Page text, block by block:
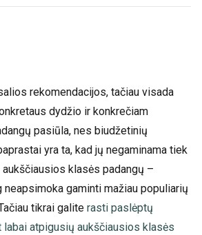
rekomendacijos, tačiau visada
dydžio ir konkrečiam
pasiūla, nes biudžetinių
yra ta, kad jų negaminama tiek
klasės padangų –
gaminti mažiau populiarių
tikrai galite rasti paslėptų
labai atpigusių aukščiausios klasės